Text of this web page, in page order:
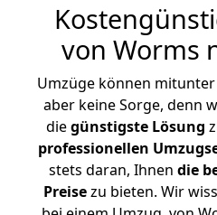
von Worms
Umzüge können
aber keine Sorge, denn
diegünstigste Lösung
professionellen
stets daran, Ihnen die
Preisezu bieten. Wir